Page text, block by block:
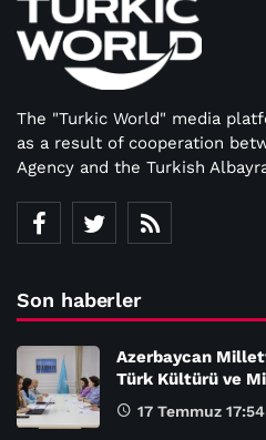
The "Turkic World" media
as a result of cooperation
Agency and the Turkish
Son haberler
Azerbaycan
Türk Kültürü ve
17 Temmuz 17:54